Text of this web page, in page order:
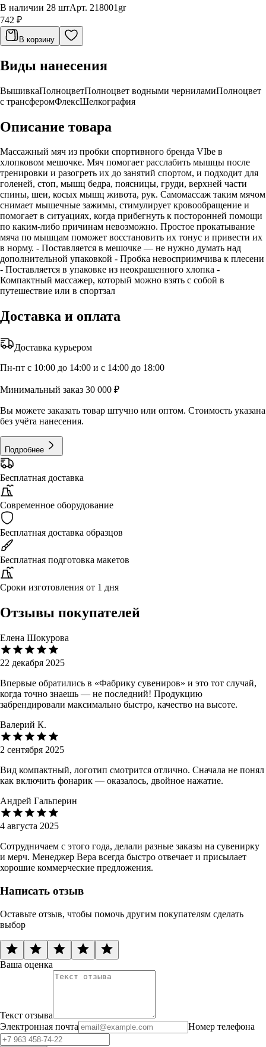
В наличии 28 штАрт. 218001gr
742 ₽
В корзину
Виды нанесения
ВышивкаПолноцветПолноцвет водными черниламиПолноцвет
с трансферомФлексШелкография
Описание товара
Массажный мяч из пробки спортивного бренда VIbe в
хлопковом мешочке. Мяч помогает расслабить мышцы после
тренировки и разогреть их до занятий спортом, и подходит для
голеней, стоп, мышц бедра, поясницы, груди, верхней части
спины, шеи, косых мышц живота, рук. Самомассаж таким мячом
снимает мышечные зажимы, стимулирует кровообращение и
помогает в ситуациях, когда прибегнуть к посторонней помощи
по каким-либо причинам невозможно. Простое прокатывание
мяча по мышцам поможет восстановить их тонус и привести их
в норму. - Поставляется в мешочке — не нужно думать над
дополнительной упаковкой - Пробка невосприимчива к плесени
- Поставляется в упаковке из неокрашенного хлопка -
Компактный массажер, который можно взять с собой в
путешествие или в спортзал
Доставка и оплата
Доставка курьером
Пн-пт с 10:00 до 14:00 и с 14:00 до 18:00
Минимальный заказ 30 000 ₽
Вы можете заказать товар штучно или оптом. Стоимость указана
без учёта нанесения.
Подробнее
Бесплатная доставка
Современное оборудование
Бесплатная доставка образцов
Бесплатная подготовка макетов
Сроки изготовления от 1 дня
Отзывы покупателей
Елена Шокурова
22 декабря 2025
Впервые обратились в «Фабрику сувениров» и это тот случай,
когда точно знаешь — не последний! Продукцию
забрендировали максимально быстро, качество на высоте.
Валерий К.
2 сентября 2025
Вид компактный, логотип смотрится отлично. Сначала не понял
как включить фонарик — оказалось, двойное нажатие.
Андрей Гальперин
4 августа 2025
Сотрудничаем с этого года, делали разные заказы на сувенирку
и мерч. Менеджер Вера всегда быстро отвечает и присылает
хорошие коммерческие предложения.
Написать отзыв
Оставьте отзыв, чтобы помочь другим покупателям сделать
выбор
Ваша оценка
Текст отзыва
Электронная почта
Номер телефона